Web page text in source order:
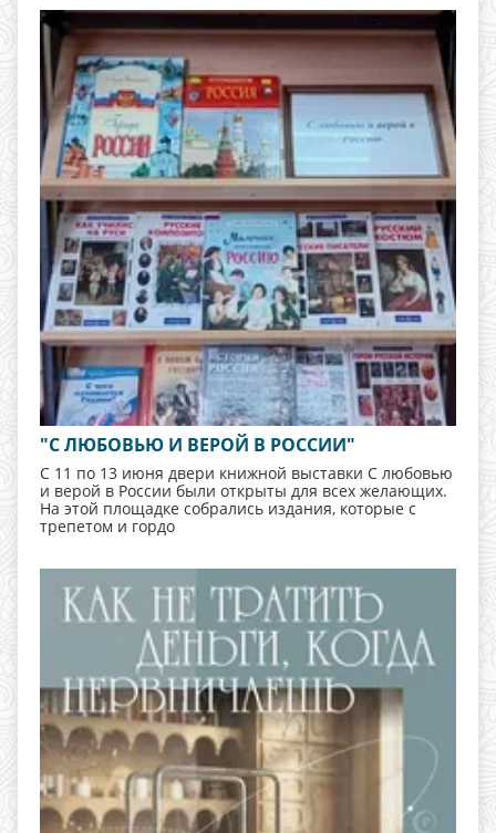
"С ЛЮБОВЬЮ И ВЕРОЙ В РОССИИ"
С 11 по 13 июня двери книжной выставки С любовью
и верой в России были открыты для всех желающих.
На этой площадке собрались издания, которые с
трепетом и гордо